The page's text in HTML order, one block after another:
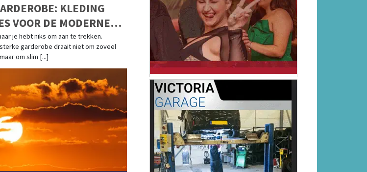
KLEDING
VOOR DE MODERNE
je hebt niks om aan te trekken.
garderobe draait niet om zoveel
om slim [...]